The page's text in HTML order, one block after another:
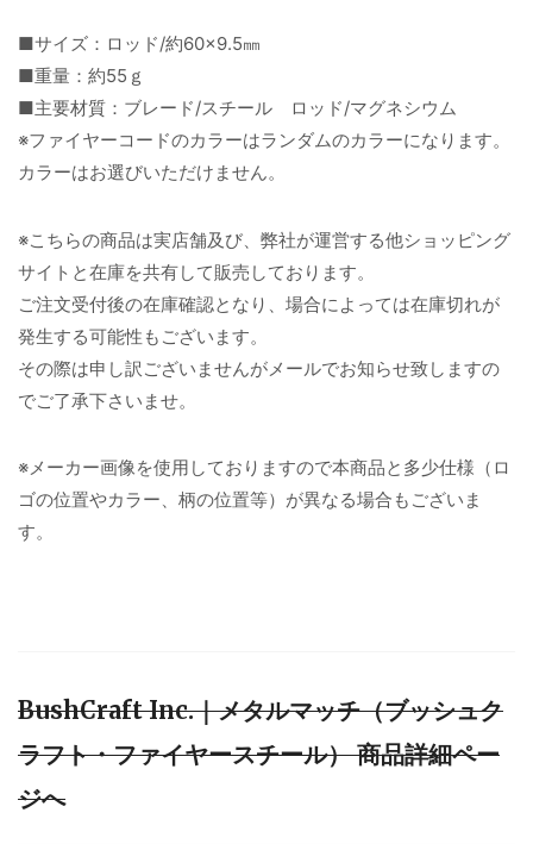
■サイズ：ロッド/約60×9.5㎜
■重量：約55ｇ
■主要材質：ブレード/スチール ロッド/マグネシウム
※ファイヤーコードのカラーはランダムのカラーになります。
カラーはお選びいただけません。
※こちらの商品は実店舗及び、弊社が運営する他ショッピング
サイトと在庫を共有して販売しております。
ご注文受付後の在庫確認となり、場合によっては在庫切れが
発生する可能性もございます。
その際は申し訳ございませんがメールでお知らせ致しますの
でご了承下さいませ。
※メーカー画像を使用しておりますので本商品と多少仕様（ロ
ゴの位置やカラー、柄の位置等）が異なる場合もございま
す。
BushCraft Inc.｜メタルマッチ（ブッシュク
ラフト・ファイヤースチール） 商品詳細ペー
ジへ